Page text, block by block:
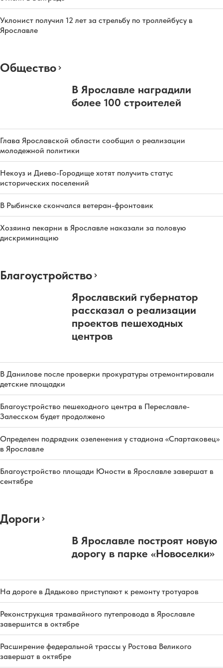
Уклонист получил 12 лет за стрельбу по троллейбусу в
Ярославле
Общество
В Ярославле наградили
более 100 строителей
Глава Ярославской области сообщил о реализации
молодежной политики
Некоуз и Диево-Городище хотят получить статус
исторических поселений
В Рыбинске скончался ветеран-фронтовик
Хозяина пекарни в Ярославле наказали за половую
дискриминацию
Благоустройство
Ярославский губернатор
рассказал о реализации
проектов пешеходных
центров
В Данилове после проверки прокуратуры отремонтировали
детские площадки
Благоустройство пешеходного центра в Переславле-
Залесском будет продолжено
Определен подрядчик озеленения у стадиона «Спартаковец»
в Ярославле
Благоустройство площади Юности в Ярославле завершат в
сентябре
Дороги
В Ярославле построят новую
дорогу в парке «Новоселки»
На дороге в Дядьково приступают к ремонту тротуаров
Реконструкция трамвайного путепровода в Ярославле
завершится в октябре
Расширение федеральной трассы у Ростова Великого
завершат в октябре